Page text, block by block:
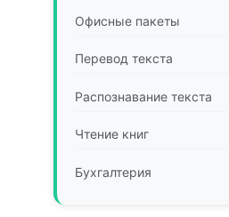
Офисные пакеты
Перевод текста
Распознавание текста
Чтение книг
Бухгалтерия